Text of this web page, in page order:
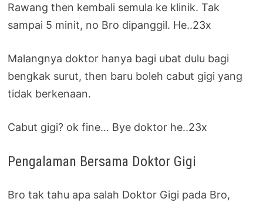
Rawang then kembali semula ke klinik. Tak
sampai 5 minit, no Bro dipanggil. He..23x
Malangnya doktor hanya bagi ubat dulu bagi
bengkak surut, then baru boleh cabut gigi yang
tidak berkenaan.
Cabut gigi? ok fine… Bye doktor he..23x
Pengalaman Bersama Doktor Gigi
Bro tak tahu apa salah Doktor Gigi pada Bro,